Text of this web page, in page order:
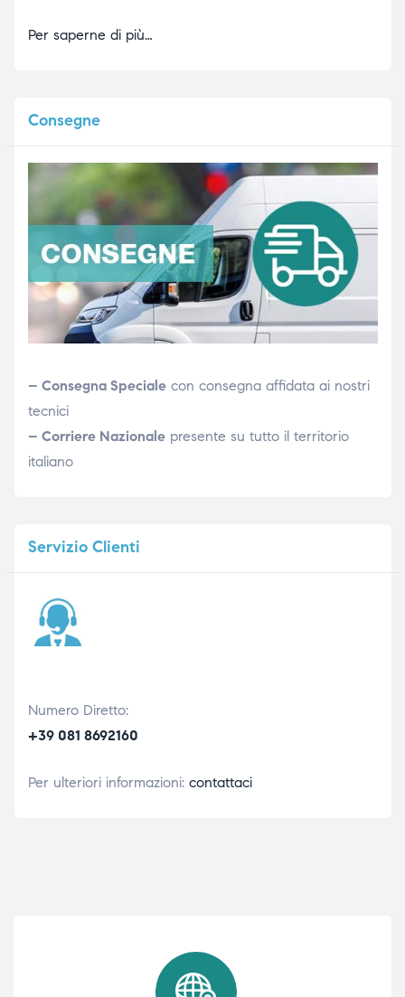
Per saperne di più…
Consegne
– Consegna Specialecon consegna affidata ai nostri
tecnici
– Corriere Nazionalepresente su tutto il territorio
italiano
ServizioClienti
Numero Diretto:
+39 081 8692160
Per ulteriori informazioni: contattaci